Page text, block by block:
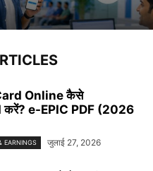
Online कैसे
e-EPIC PDF (2026
EARNINGS जुलाई 27, 2026